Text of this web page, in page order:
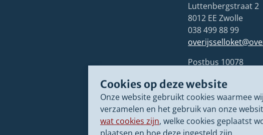
Cookies op deze website
Onze website gebruikt cookies waarmee
verzamelen en het gebruik van onze
wat cookies zijn, welke cookies geplaatst
Luttenbergstraat 2
8012 EE Zwolle
038 499 88 99
Postbus 10078